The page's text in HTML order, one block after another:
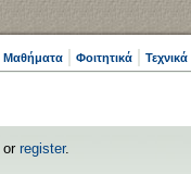
Μαθήματα Φοιτητικά
or register.